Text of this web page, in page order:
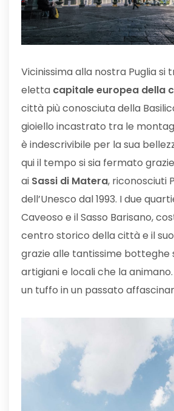
Vicinissima alla nostra Puglia si
eletta capitale europea della
città più conosciuta della
gioiello incastrato tra le
è indescrivibile per la sua
qui il tempo si sia fermato
ai Sassi di Matera, riconosciuti
dell’Unesco dal 1993. I due
Caveoso e il Sasso Barisano,
centro storico della città e il
grazie alle tantissime botteghe
artigiani e locali che la
un tuffo in un passato